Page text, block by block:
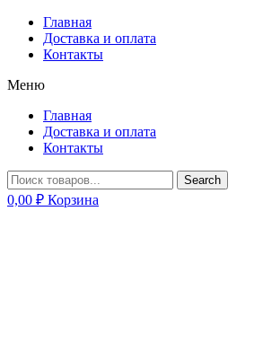
Главная
Доставка и оплата
Контакты
Меню
Главная
Доставка и оплата
Контакты
Search
0,00 ₽ Корзина